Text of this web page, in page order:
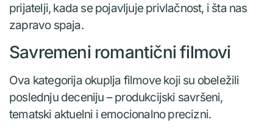
prijatelji, kada se pojavljuje privlačnost, i šta nas
zapravo spaja.
Savremeni romantični filmovi
Ova kategorija okuplja filmove koji su obeležili
poslednju deceniju – produkcijski savršeni,
tematski aktuelni i emocionalno precizni.